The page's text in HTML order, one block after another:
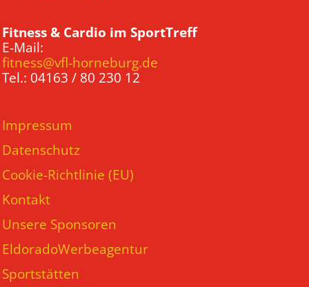
Fitness & Cardio im SportTreff
E-Mail:
fitness@vfl-horneburg.de
Tel.: 04163 / 80 230 12
Impressum
Datenschutz
Cookie-Richtlinie (EU)
Kontakt
Unsere Sponsoren
EldoradoWerbeagentur
Sportstätten